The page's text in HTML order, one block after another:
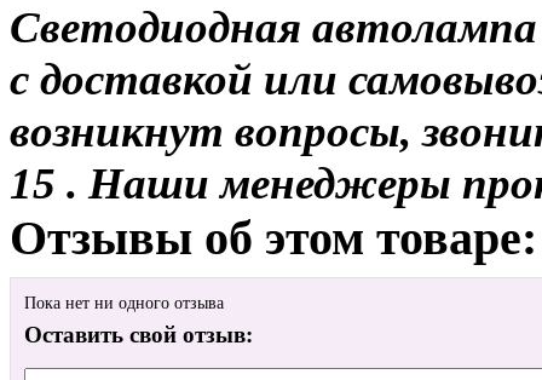
Светодиодная
с доставкой или
возникнут вопросы,
15 . Наши менеджеры
Отзывы об этом товаре:
Пока нет ни одного отзыва
Оставить свой отзыв: